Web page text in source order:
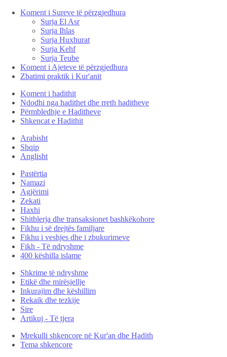
Koment i Sureve të përzgjedhura
Surja El Asr
Surja Ihlas
Surja Huxhurat
Surja Kehf
Surja Teube
Koment i Ajeteve të përzgjedhura
Zbatimi praktik i Kur'anit
Koment i hadithit
Ndodhi nga hadithet dhe rreth haditheve
Përmbledhje e Haditheve
Shkencat e Hadithit
Arabisht
Shqip
Anglisht
Pastërtia
Namazi
Agjërimi
Zekati
Haxhi
Shitblerja dhe transaksionet bashkëkohore
Fikhu i së drejtës familjare
Fikhu i veshjes dhe i zbukurimeve
Fikh - Të ndryshme
400 këshilla islame
Shkrime të ndryshme
Etikë dhe mirësjellje
Inkurajim dhe këshillim
Rekaik dhe tezkije
Sire
Artikuj - Të tjera
Mrekulli shkencore në Kur'an dhe Hadith
Tema shkencore